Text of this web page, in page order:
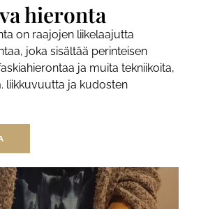
hieronta
on raajojen liikelaajutta
joka sisältää perinteisen
ja muita tekniikoita,
liikkuvuutta ja kudosten